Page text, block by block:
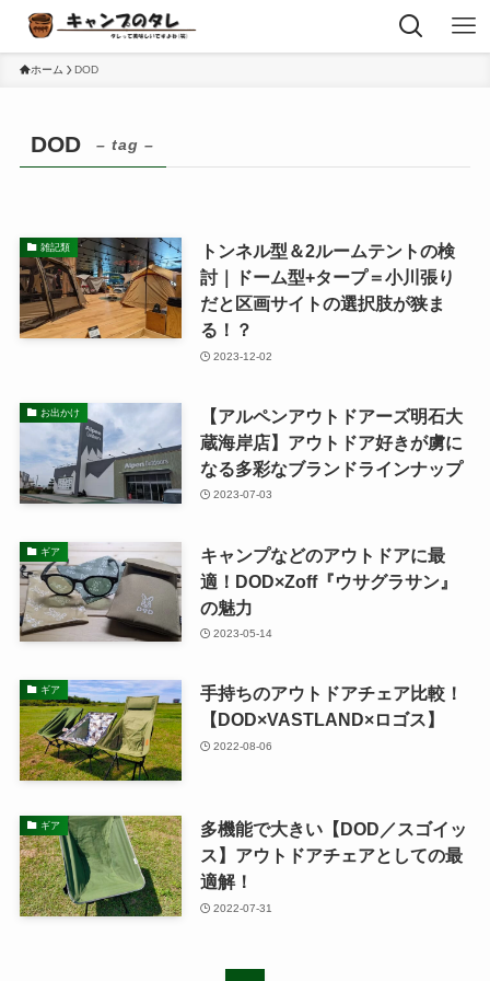
ホーム DOD
DOD – tag –
雑記類
トンネル型＆2ルームテントの検
討｜ドーム型+タープ＝小川張り
だと区画サイトの選択肢が狭ま
る！？
2023-12-02
お出かけ
【アルペンアウトドアーズ明石大
蔵海岸店】アウトドア好きが虜に
なる多彩なブランドラインナップ
2023-07-03
ギア
キャンプなどのアウトドアに最
適！DOD×Zoff『ウサグラサン』
の魅力
2023-05-14
ギア
手持ちのアウトドアチェア比較！
【DOD×VASTLAND×ロゴス】
2022-08-06
ギア
多機能で大きい【DOD／スゴイッ
ス】アウトドアチェアとしての最
適解！
2022-07-31